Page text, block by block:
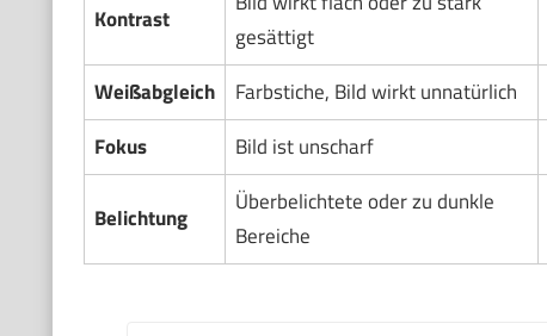
Kontrast
gesättigt
Weißabgleich Farbstiche, Bild wirkt unnatürlich
Fokus
Bild ist unscharf
Belichtung
Überbelichtete oder zu dunkle
Bereiche